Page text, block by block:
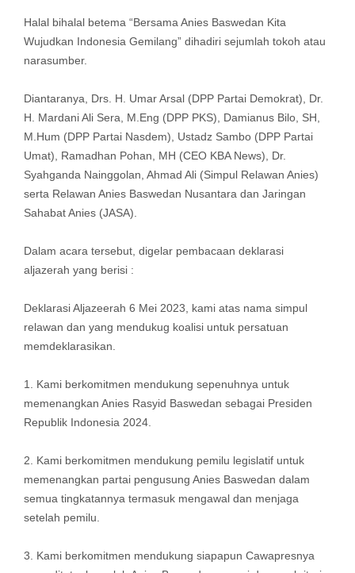
Halal bihalal betema “Bersama Anies Baswedan Kita
Wujudkan Indonesia Gemilang” dihadiri sejumlah tokoh atau
narasumber.
Diantaranya, Drs. H. Umar Arsal (DPP Partai Demokrat), Dr.
H. Mardani Ali Sera, M.Eng (DPP PKS), Damianus Bilo, SH,
M.Hum (DPP Partai Nasdem), Ustadz Sambo (DPP Partai
Umat), Ramadhan Pohan, MH (CEO KBA News), Dr.
Syahganda Nainggolan, Ahmad Ali (Simpul Relawan Anies)
serta Relawan Anies Baswedan Nusantara dan Jaringan
Sahabat Anies (JASA).
Dalam acara tersebut, digelar pembacaan deklarasi
aljazerah yang berisi :
Deklarasi Aljazeerah 6 Mei 2023, kami atas nama simpul
relawan dan yang mendukug koalisi untuk persatuan
memdeklarasikan.
1. Kami berkomitmen mendukung sepenuhnya untuk
memenangkan Anies Rasyid Baswedan sebagai Presiden
Republik Indonesia 2024.
2. Kami berkomitmen mendukung pemilu legislatif untuk
memenangkan partai pengusung Anies Baswedan dalam
semua tingkatannya termasuk mengawal dan menjaga
setelah pemilu.
3. Kami berkomitmen mendukung siapapun Cawapresnya